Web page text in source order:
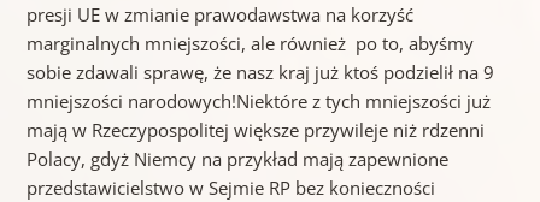
presji UE w zmianie prawodawstwa na korzyść
marginalnych mniejszości, ale również po to, abyśmy
sobie zdawali sprawę, że nasz kraj już ktoś podzielił na 9
mniejszości narodowych!Niektóre z tych mniejszości już
mają w Rzeczypospolitej większe przywileje niż rdzenni
Polacy, gdyż Niemcy na przykład mają zapewnione
przedstawicielstwo w Sejmie RP bez konieczności